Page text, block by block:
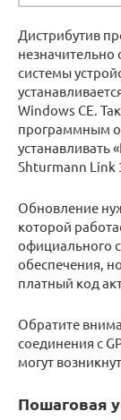
Дистрибутив
незначительно
системы
Windows CE.
программным
устанавливать
Shturmann Link
Обновление
которой
официального
обеспечения,
платный код
Обратите
соединения с
могут
Пошаговая